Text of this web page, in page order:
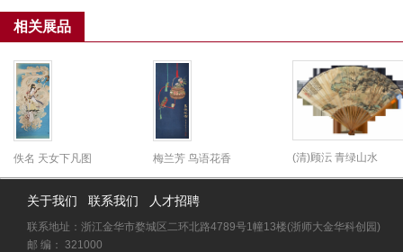
相关展品
佚名 天女下凡图 梅兰芳 鸟语花香 (清)顾沄 青绿山水
关于我们 联系我们 人才招聘
联系地址：浙江金华市婺城区二环北路4789号1幢13楼(浙师大金华科创园)
邮 编： 321000